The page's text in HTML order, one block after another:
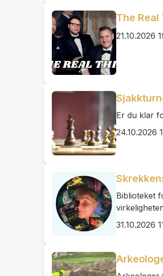
The Real
21.10.2026
Er du klar
24.10.2026
Biblioteket
31.10.2026